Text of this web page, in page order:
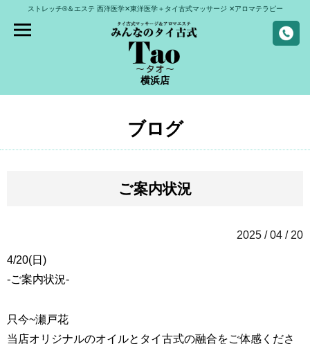
ストレッチ®＆エステ 西洋医学✕東洋医学＋タイ古式マッサージ ✕アロマテラピー
横浜店
ブログ
ご案内状況
2025 / 04 / 20
4/20(日)
-ご案内状況-
只今~瀬戸花
当店オリジナルのオイルとタイ古式の融合をご体感くださ